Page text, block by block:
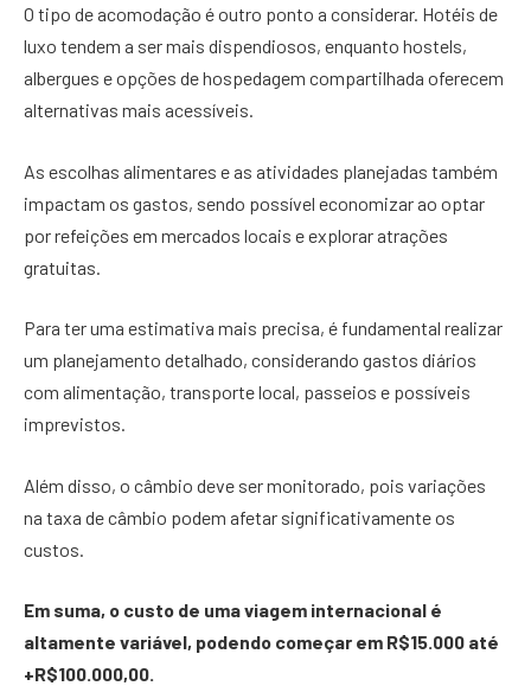
O tipo de acomodação é outro ponto a considerar. Hotéis de
luxo tendem a ser mais dispendiosos, enquanto hostels,
albergues e opções de hospedagem compartilhada oferecem
alternativas mais acessíveis.
As escolhas alimentares e as atividades planejadas também
impactam os gastos, sendo possível economizar ao optar
por refeições em mercados locais e explorar atrações
gratuitas.
Para ter uma estimativa mais precisa, é fundamental realizar
um planejamento detalhado, considerando gastos diários
com alimentação, transporte local, passeios e possíveis
imprevistos.
Além disso, o câmbio deve ser monitorado, pois variações
na taxa de câmbio podem afetar significativamente os
custos.
Em suma, o custo de uma viagem internacional é
altamente variável, podendo começar em R$15.000 até
+R$100.000,00.